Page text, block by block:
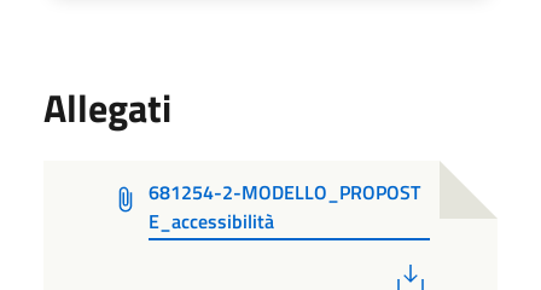
Allegati
681254-2-MODELLO_PROPOST
E_accessibilità